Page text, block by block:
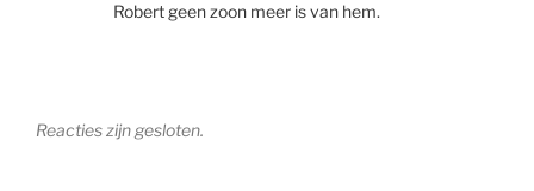
Robert geen zoon meer is van hem.
Reacties zijn gesloten.